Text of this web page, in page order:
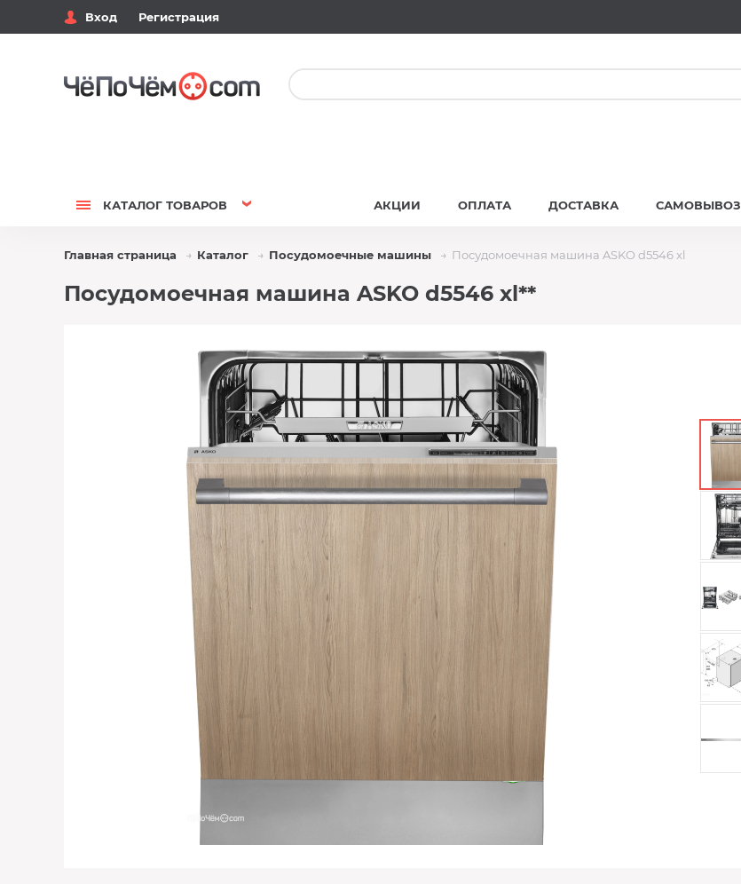
Вход Регистрация
КАТАЛОГ ТОВАРОВ АКЦИИ ОПЛАТА ДОСТАВКА САМОВЫВОЗ
Главная страница Каталог Посудомоечные машины Посудомоечная машина ASKO d5546 xl
Посудомоечная машина ASKO d5546 xl**